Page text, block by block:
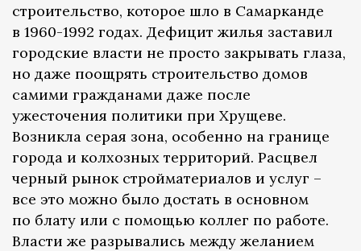
строительство, которое шло в Самарканде
в 1960-1992 годах. Дефицит жилья заставил
городские власти не просто закрывать глаза,
но даже поощрять строительство домов
самими гражданами даже после
ужесточения политики при Хрущеве.
Возникла серая зона, особенно на границе
города и колхозных территорий. Расцвел
черный рынок стройматериалов и услуг –
все это можно было достать в основном
по блату или с помощью коллег по работе.
Власти же разрывались между желанием